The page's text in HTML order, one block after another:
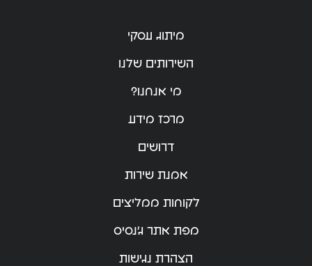
מיתוג עסקי
השירותים שלנו
מי אנחנו?
מרכז מידע
דרושים
אמנת שירות
לקוחות ממליצים
מפת אתר ג’נסיס
הצהרת נגישות